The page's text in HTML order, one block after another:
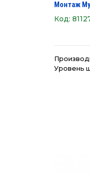
Монтаж
Код:
Уровень